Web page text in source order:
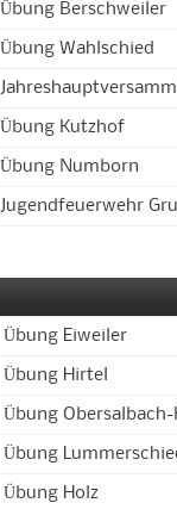
Übung Berschweiler
Übung Wahlschied
Übung Kutzhof
Übung Numborn
Jugendfeuerwehr
Übung Eiweiler
Übung Hirtel
Übung
Übung
Übung Holz